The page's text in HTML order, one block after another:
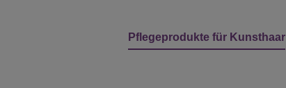
Pflegeprodukte für Kunsthaar